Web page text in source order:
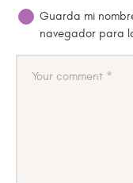
Guarda mi
navegador para